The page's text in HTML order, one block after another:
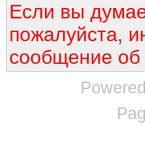
Если вы
пожалуйста,
сообщение